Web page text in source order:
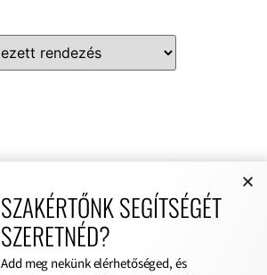
SZAKÉRTŐNK SEGÍTSÉGÉT
SZERETNÉD?
Add meg nekünk elérhetőséged, és